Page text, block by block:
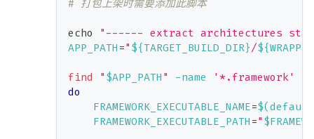
# 打包上架时需要添加此脚本
echo
"------ extract architectures
APP_PATH =" ${TARGET_BUILD_DIR}/
find " $APP_PATH " -name '*.framework'
do
FRAMEWORK_EXECUTABLE_NAME=$(
FRAMEWORK_EXECUTABLE_PATH ="